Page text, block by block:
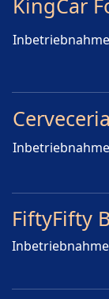
KingCar
FiftyFifty